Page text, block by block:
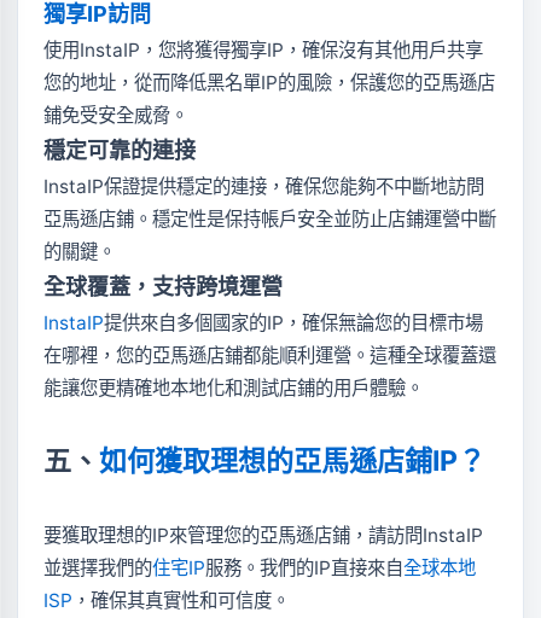
獨享IP訪問
使用InstaIP，您將獲得獨享IP，確保沒有其他用戶共享
您的地址，從而降低黑名單IP的風險，保護您的亞馬遜店
鋪免受安全威脅。
穩定可靠的連接
InstaIP保證提供穩定的連接，確保您能夠不中斷地訪問
亞馬遜店鋪。穩定性是保持帳戶安全並防止店鋪運營中斷
的關鍵。
全球覆蓋，支持跨境運營
InstaIP提供來自多個國家的IP，確保無論您的目標市場
在哪裡，您的亞馬遜店鋪都能順利運營。這種全球覆蓋還
能讓您更精確地本地化和測試店鋪的用戶體驗。
五、 如何獲取理想的亞馬遜店鋪IP？
要獲取理想的IP來管理您的亞馬遜店鋪，請訪問InstaIP
並選擇我們的住宅IP服務。我們的IP直接來自全球本地
ISP ，確保其真實性和可信度。